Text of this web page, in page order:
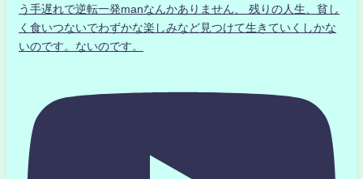
う手遅れで逆転一発manなんかありません、 残りの人生、貧し
く食いつないでわずかな楽しみなど見つけて生きていくしかな
いのです。ないのです。